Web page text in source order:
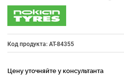
Код продукта: AT-84355
Цену уточняйте у консультанта